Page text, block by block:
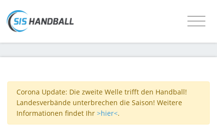
Corona Update: Die zweite Welle trifft den Handball!
Landesverbände unterbrechen die Saison! Weitere
Informationen findet Ihr >hier<.